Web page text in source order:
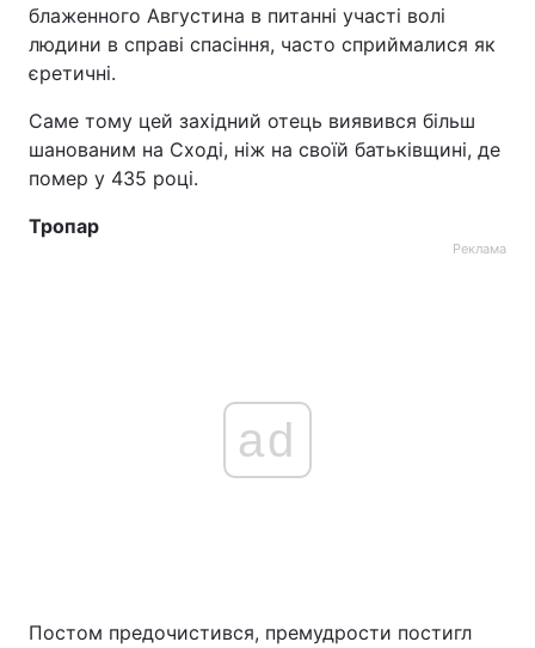
блаженного Августина в питанні участі волі
людини в справі спасіння, часто сприймалися як
єретичні.
Саме тому цей західний отець виявився більш
шанованим на Сході, ніж на своїй батьківщині, де
помер у 435 році.
Тропар
Реклама
ad
Постом предочистився, премудрости постигл